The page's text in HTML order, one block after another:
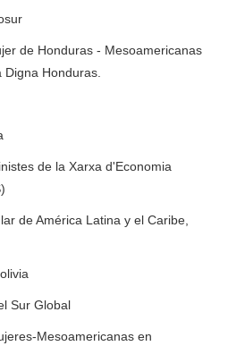
de Honduras - Mesoamericanas
Honduras.
de la Xarxa d'Economia
de América Latina y el Caribe,
Sur Global
Mesoamericanas en